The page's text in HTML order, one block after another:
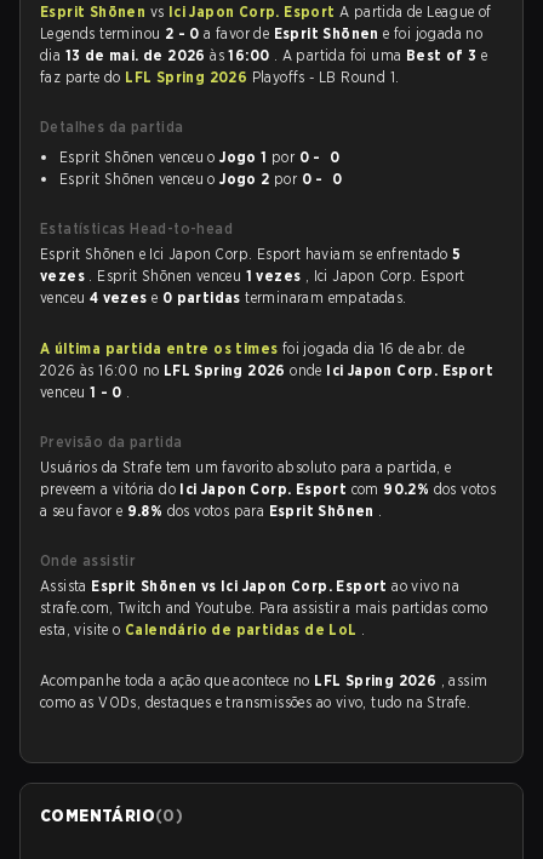
Esprit Shōnen vs Ici Japon Corp. EsportA partida de League of
Legends terminou 2 - 0 a favor de Esprit Shōnene foi jogada no
dia 13 de mai. de 2026às16:00 . A partida foi uma Best of 3 e
faz parte do LFL Spring 2026 Playoffs - LB Round 1.
Detalhes da partida
Esprit Shōnen venceu oJogo 1 por 0 - 0
Esprit Shōnen venceu oJogo 2 por 0 - 0
Estatísticas Head-to-head
Esprit Shōnen e Ici Japon Corp. Esport haviam se enfrentado 5
vezes . Esprit Shōnen venceu 1 vezes , Ici Japon Corp. Esport
venceu 4 vezese 0 partidasterminaram empatadas.
A última partida entre os times foi jogada dia 16 de abr. de
2026 às 16:00 no LFL Spring 2026onde Ici Japon Corp. Esport
venceu 1 - 0 .
Previsão da partida
Usuários da Strafe tem um favorito absoluto para a partida, e
preveem a vitória do Ici Japon Corp. Esport com 90.2% dos votos
a seu favor e 9.8% dos votos para Esprit Shōnen .
Onde assistir
Assista Esprit Shōnen vs Ici Japon Corp. Esportao vivo na
strafe.com, Twitch and Youtube. Para assistir a mais partidas como
esta, visite o Calendário de partidas de LoL .
Acompanhe toda a ação que acontece no LFL Spring 2026 , assim
como as VODs, destaques e transmissões ao vivo, tudo na Strafe.
COMENTÁRIO(0)